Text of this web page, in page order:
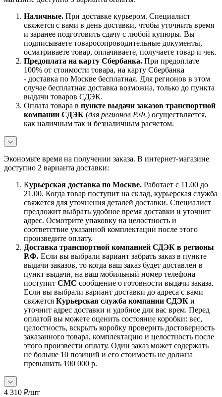
Наличные. При доставке курьером. Специалист
свяжется с вами в день доставки, чтобы уточнить время
и заранее подготовить сдачу с любой купюры. Вы
подписываете товаросопроводительные документы,
осматриваете товар, оплачиваете, получаете товар и чек.
Предоплата на карту Сбербанка. При предоплате
100% от стоимости товара, на карту Сбербанка
- доставка по Москве бесплатная. Для регионов в этом
случае бесплатная доставка возможна, только до пункта
выдачи товаров СДЭК.
Оплата товара в пункте выдачи заказов транспортной
компании СДЭК (для регионов Р.Ф.) осуществляется,
как наличным так и безналичным расчетом.
Экономьте время на получении заказа. В интернет-магазине
доступно 2 варианта доставки:
Курьерская доставка по Москве. Работает с 11.00 до
21.00. Когда товар поступит на склад, курьерская служба
свяжется для уточнения деталей доставки. Специалист
предложит выбрать удобное время доставки и уточнит
адрес. Осмотрите упаковку на целостность и
соответствие указанной комплектации после этого
произведите оплату.
Доставка транспортной компанией СДЭК в регионы
Р.Ф. Если вы выбрали вариант забрать заказ в пункте
выдачи заказов, то когда ваш заказ будет доставлен в
пункт выдачи, на ваш мобильный номер телефона
поступит СМС сообщение о готовности выдачи заказа.
Если вы выбрали вариант доставки до адреса с вами
свяжется Курьерская служба компании СДЭК и
уточнит адрес доставки и удобное для вас врем. Перед
оплатой вы можете оценить состояние коробки: вес,
целостность, вскрыть коробку проверить достоверность
заказанного товара, комплектацию и целостность после
этого произвести оплату. Один заказ может содержать
не больше 10 позиций и его стоимость не должна
превышать 100 000 р.
4 310 ₽/шт